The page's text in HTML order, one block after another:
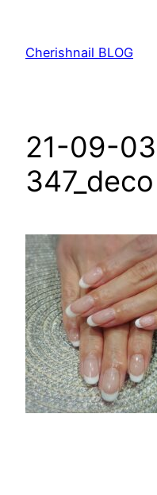
Cherishnail BLOG
21-09-
347_deco